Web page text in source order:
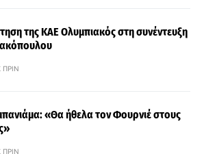
της ΚΑΕ Ολυμπιακός στη συνέντευξη
ΠΡΙΝ
«Θα ήθελα τον Φουρνιέ στους
ΠΡΙΝ